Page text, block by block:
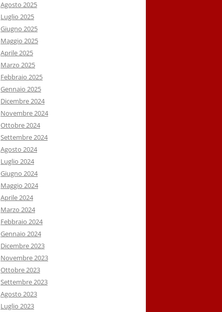
Agosto 2025
Luglio 2025
Giugno 2025
Maggio 2025
Aprile 2025
Marzo 2025
Febbraio 2025
Gennaio 2025
Dicembre 2024
Novembre 2024
Ottobre 2024
Settembre 2024
Agosto 2024
Luglio 2024
Giugno 2024
Maggio 2024
Aprile 2024
Marzo 2024
Febbraio 2024
Gennaio 2024
Dicembre 2023
Novembre 2023
Ottobre 2023
Settembre 2023
Agosto 2023
Luglio 2023